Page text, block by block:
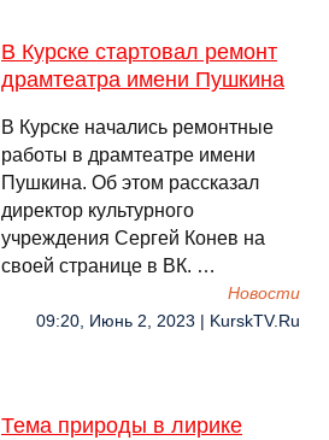
В Курске стартовал ремонт
драмтеатра имени Пушкина
В Курске начались ремонтные
работы в драмтеатре имени
Пушкина. Об этом рассказал
директор культурного
учреждения Сергей Конев на
своей странице в ВК. …
Новости
09:20, Июнь 2, 2023 | KurskTV.Ru
Тема природы в лирике